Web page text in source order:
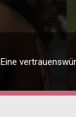
Eine